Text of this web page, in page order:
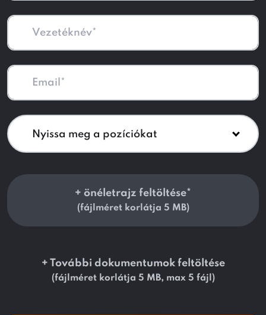
Nyissa meg a pozíciókat
+ önéletrajz feltöltése*
(fájlméret korlátja 5 MB)
+ További dokumentumok feltöltése
(fájlméret korlátja 5 MB, max 5 fájl)